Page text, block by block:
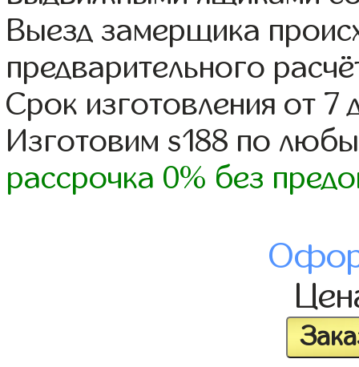
Выезд замерщика
предварительного
Срок изготовления от 7
Изготовим s188 по
рассрочка 0% без